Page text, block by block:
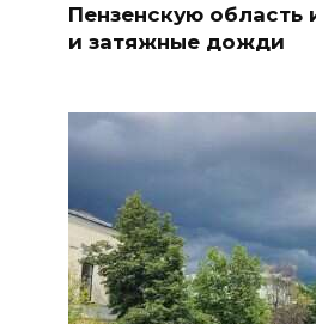
Пензенскую область
и затяжные дожди